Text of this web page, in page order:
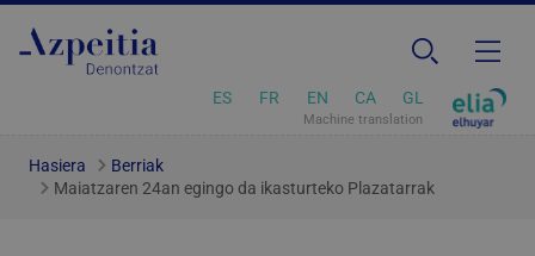
ES FR EN CA GL
Machine translation
Hasiera
Berriak
Maiatzaren 24an egingo da ikasturteko Plazatarrak